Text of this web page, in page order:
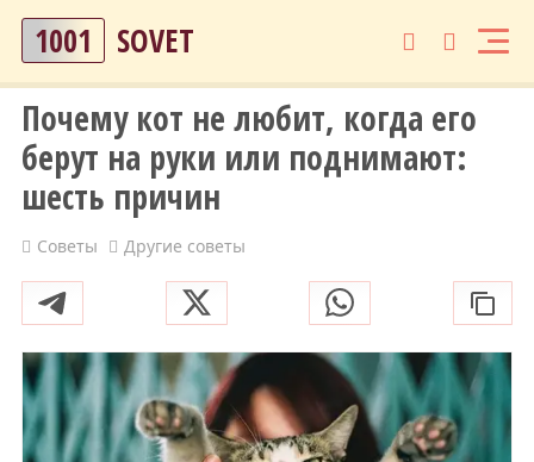
1001 SOVET
Почему кот не любит, когда его
берут на руки или поднимают:
шесть причин
Советы Другие советы